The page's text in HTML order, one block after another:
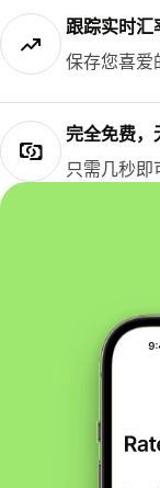
跟踪实时汇
保存您喜爱
完全免费，
只需几秒即